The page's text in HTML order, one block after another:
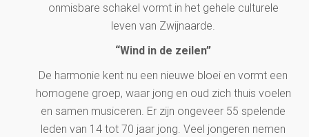
onmisbare schakel vormt in het gehele culturele
leven van Zwijnaarde.
“Wind in de zeilen”
De harmonie kent nu een nieuwe bloei en vormt een
homogene groep, waar jong en oud zich thuis voelen
en samen musiceren. Er zijn ongeveer 55 spelende
leden van 14 tot 70 jaar jong. Veel jongeren nemen